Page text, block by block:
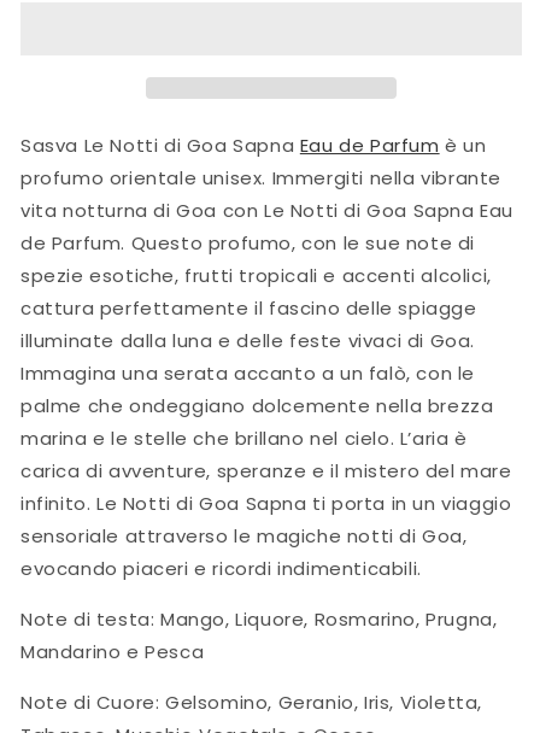
Parfum
Parfum
Sasva Le Notti di Goa Sapna Eau de Parfum è un
profumo orientale unisex. Immergiti nella vibrante
vita notturna di Goa con Le Notti di Goa Sapna Eau
de Parfum. Questo profumo, con le sue note di
spezie esotiche, frutti tropicali e accenti alcolici,
cattura perfettamente il fascino delle spiagge
illuminate dalla luna e delle feste vivaci di Goa.
Immagina una serata accanto a un falò, con le
palme che ondeggiano dolcemente nella brezza
marina e le stelle che brillano nel cielo. L’aria è
carica di avventure, speranze e il mistero del mare
infinito. Le Notti di Goa Sapna ti porta in un viaggio
sensoriale attraverso le magiche notti di Goa,
evocando piaceri e ricordi indimenticabili.
Note di testa: Mango, Liquore, Rosmarino, Prugna,
Mandarino e Pesca
Note di Cuore: Gelsomino, Geranio, Iris, Violetta,